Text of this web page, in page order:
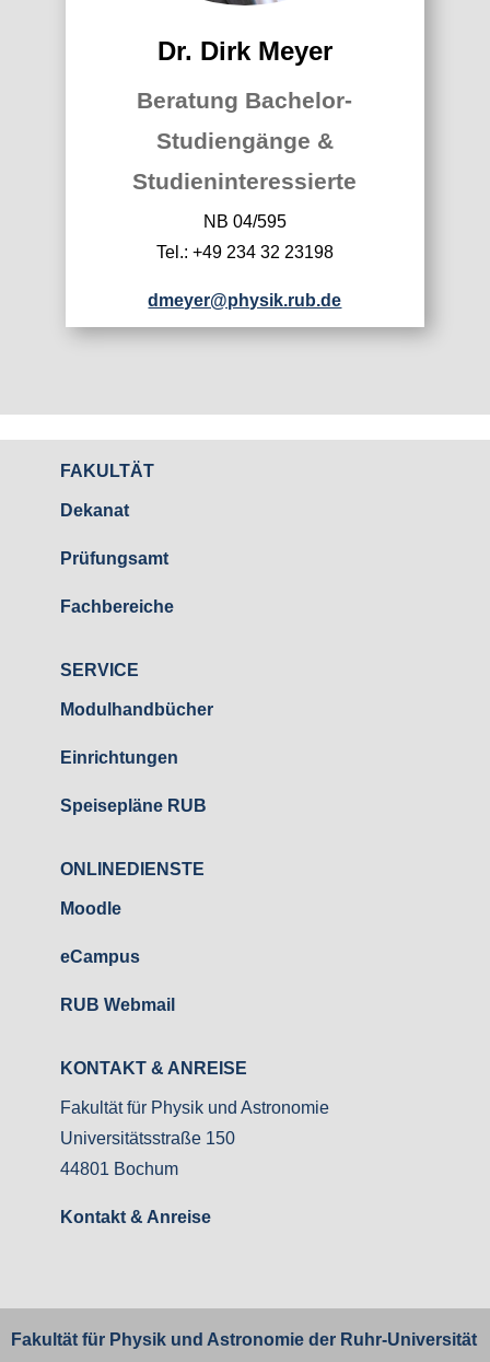
Dr. Dirk Meyer
Beratung Bachelor-
Studiengänge &
Studieninteressierte
NB 04/595
Tel.: +49 234 32 23198
dmeyer@physik.rub.de
FAKULTÄT
Dekanat
Prüfungsamt
Fachbereiche
SERVICE
Modulhandbücher
Einrichtungen
Speisepläne RUB
ONLINEDIENSTE
Moodle
eCampus
RUB Webmail
KONTAKT & ANREISE
Fakultät für Physik und Astronomie
Universitätsstraße 150
44801 Bochum
Kontakt & Anreise
Fakultät für Physik und Astronomie der Ruhr-Universität